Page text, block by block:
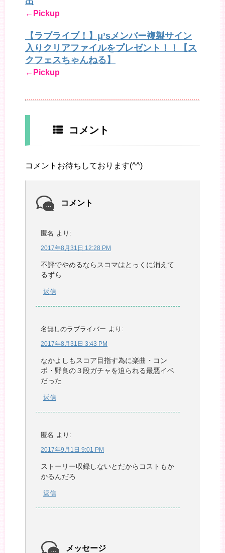
←Pickup
【ラブライブ！】μ’sメンバー複製サイン
入りクリアファイルをプレゼント！！【ス
クフェスちゃんねる】
←Pickup
コメント
コメントお待ちしております(^^)
コメント
匿名 より:
2017年8月31日 12:28 PM
不評でやめるならスコマはとっくに消えて
るずら
返信
名無しのラブライバー より:
2017年8月31日 3:43 PM
なかよしもスコア目指す為に楽曲・コン
ボ・野良の３段ガチャを迫られる最悪イベ
だった
返信
匿名 より:
2017年9月1日 9:01 PM
ストーリー収録しないとだからコストもか
かるんだろ
返信
メッセージ